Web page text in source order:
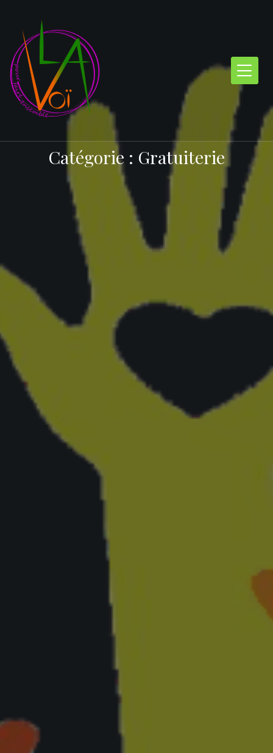
content
Catégorie : Gratuiterie